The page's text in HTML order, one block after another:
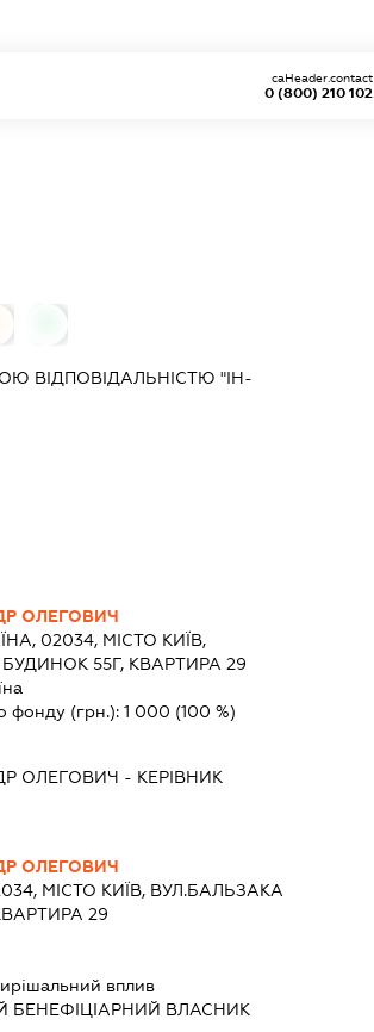
0 (800) 210 102
caHeader.contact
ВІДПОВІДАЛЬНІСТЮ "ІН-
ОЛЕГОВИЧ
02034, МІСТО КИЇВ,
55Г, КВАРТИРА 29
фонду (грн.): 1 000 (100 %)
ОЛЕГОВИЧ - КЕРІВНИК
ОЛЕГОВИЧ
МІСТО КИЇВ, ВУЛ.БАЛЬЗАКА
29
вплив
БЕНЕФІЦІАРНИЙ ВЛАСНИК